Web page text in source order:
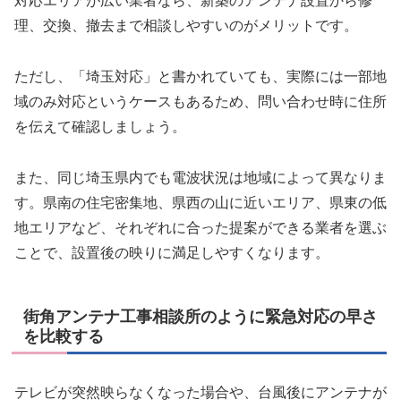
理、交換、撤去まで相談しやすいのがメリットです。
ただし、「埼玉対応」と書かれていても、実際には一部地
域のみ対応というケースもあるため、問い合わせ時に住所
を伝えて確認しましょう。
また、同じ埼玉県内でも電波状況は地域によって異なりま
す。県南の住宅密集地、県西の山に近いエリア、県東の低
地エリアなど、それぞれに合った提案ができる業者を選ぶ
ことで、設置後の映りに満足しやすくなります。
街角アンテナ工事相談所のように緊急対応の早さ
を比較する
テレビが突然映らなくなった場合や、台風後にアンテナが